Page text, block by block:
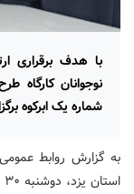
با هدف برقراری
شماره یک ابرکوه
به گزارش روابط